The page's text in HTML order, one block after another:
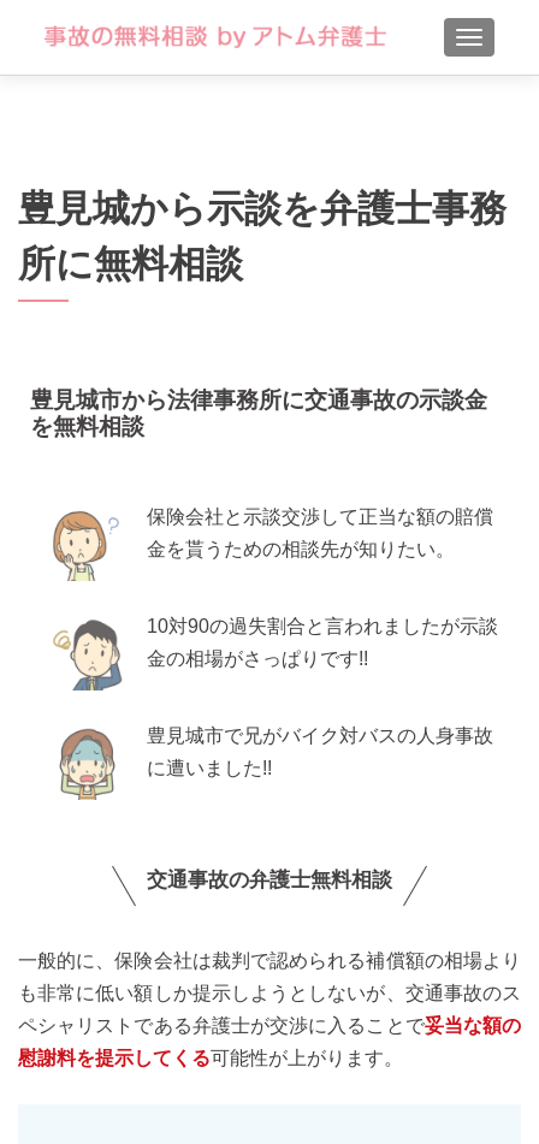
豊見城から示談を弁護士事務
所に無料相談
豊見城市から法律事務所に交通事故の示談金
を無料相談
保険会社と示談交渉して正当な額の賠償
金を貰うための相談先が知りたい。
10対90の過失割合と言われましたが示談
金の相場がさっぱりです!!
豊見城市で兄がバイク対バスの人身事故
に遭いました!!
交通事故の弁護士無料相談
一般的に、保険会社は裁判で認められる補償額の相場より
も非常に低い額しか提示しようとしないが、交通事故のス
ペシャリストである弁護士が交渉に入ることで妥当な額の
慰謝料を提示してくる可能性が上がります。